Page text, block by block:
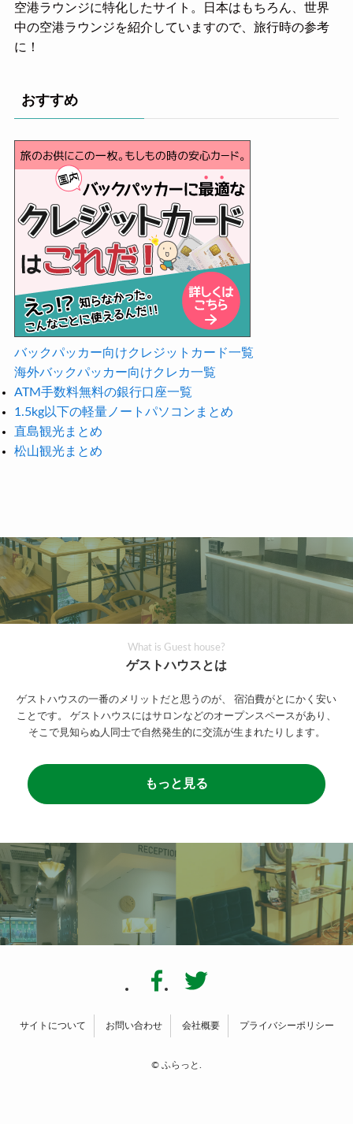
空港ラウンジに特化したサイト。日本はもちろん、世界
中の空港ラウンジを紹介していますので、旅行時の参考
に！
おすすめ
バックパッカー向けクレジットカード一覧
海外バックパッカー向けクレカ一覧
ATM手数料無料の銀行口座一覧
1.5kg以下の軽量ノートパソコンまとめ
直島観光まとめ
松山観光まとめ
What is Guest house?
ゲストハウスとは
ゲストハウスの一番のメリットだと思うのが、
宿泊費がとにかく安い
ことです。
ゲストハウスにはサロンなどのオープンスペースがあり、
そこで見知らぬ人同士で自然発生的に交流が生まれたりします。
もっと見る
サイトについて お問い合わせ 会社概要 プライバシーポリシー
© ふらっと.